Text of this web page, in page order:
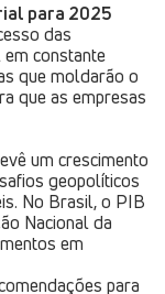
para 2025
das
constante
que moldarão o
que as empresas
um crescimento
geopolíticos
No Brasil, o PIB
Nacional da
em
para